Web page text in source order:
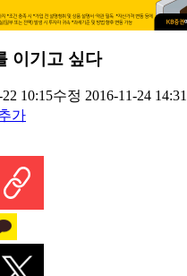
이기고 싶다
10:15수정 2016-11-24 14:31
가